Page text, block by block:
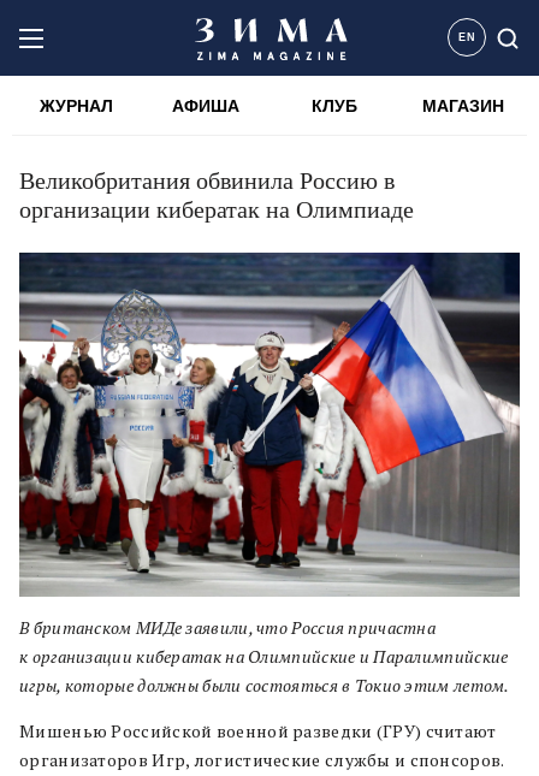
EN
ЖУРНАЛ АФИША КЛУБ МАГАЗИН
Великобритания обвинила Россию в
организации кибератак на Олимпиаде
В британском МИДе заявили, что Россия причастна
к организации кибератак на Олимпийские и Паралимпийские
игры, которые должны были состояться в Токио этим летом.
Мишенью Российской военной разведки (ГРУ) считают
организаторов Игр, логистические службы и спонсоров.